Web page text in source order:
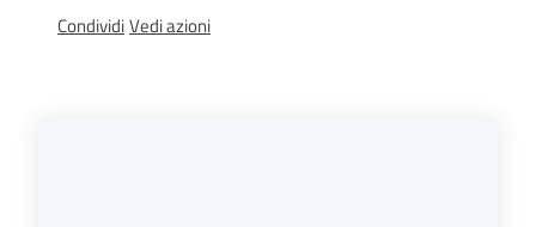
Notizie
CondividiVedi azioni